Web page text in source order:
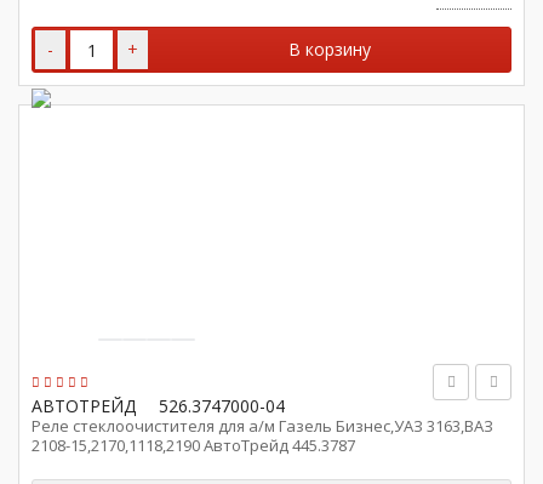
- + В корзину
АВТОТРЕЙД 526.3747000-04
Реле стеклоочистителя для а/м Газель Бизнес,УАЗ 3163,ВАЗ
2108-15,2170,1118,2190 АвтоТрейд 445.3787